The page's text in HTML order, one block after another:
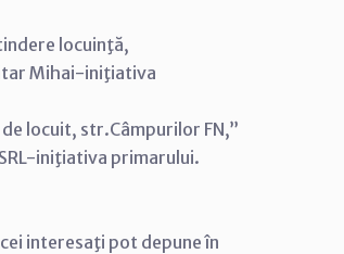
locuinţă,
Mihai-iniţiativa
locuit, str.Câmpurilor FN,”
iniţiativa primarului.
interesaţi pot depune în